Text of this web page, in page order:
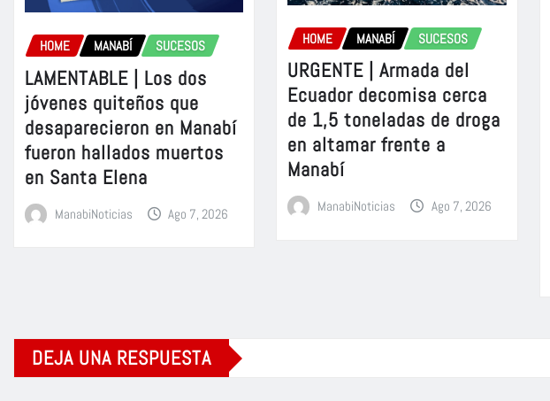
HOME MANABÍ SUCESOS
LAMENTABLE | Los dos
jóvenes quiteños que
desaparecieron en Manabí
fueron hallados muertos
en Santa Elena
ManabiNoticias Ago 7, 2026
HOME MANABÍ SUCESOS
URGENTE | Armada del
Ecuador decomisa cerca
de 1,5 toneladas de droga
en altamar frente a
Manabí
ManabiNoticias Ago 7, 2026
DEJA UNA RESPUESTA